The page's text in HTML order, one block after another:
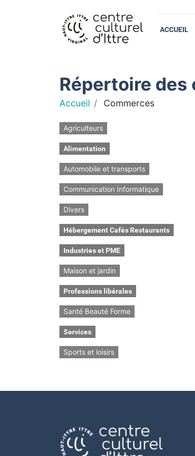
ACCUEIL
Répertoire des
Accueil Commerces
Agriculteurs
Alimentation
Automobile et transports
Communication Informatique
Divers
Hébergement Cafés Restaurants
Industries et PME
Maison et jardin
Professions libérales
Santé Beauté Forme
Services
Sports et loisirs